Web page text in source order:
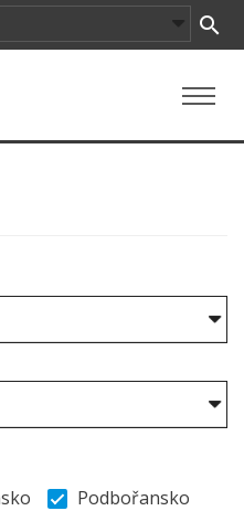
Podbořansko